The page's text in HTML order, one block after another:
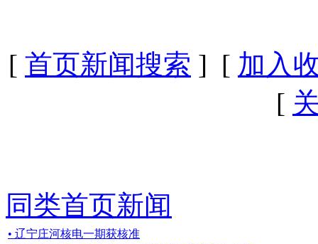
[ 首页新闻搜索 ] [ 加入
[
同类首页新闻
• 辽宁庄河核电一期获核准